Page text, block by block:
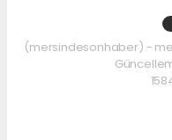
(mersindesonhaber) -